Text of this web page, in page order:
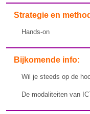
Strategie en
Hands-on
Bijkomende info:
Wil je steeds op de
De modaliteiten van